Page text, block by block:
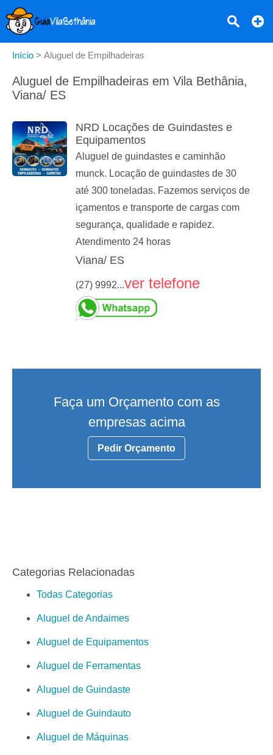
Início > Aluguel de Empilhadeiras
Aluguel de Empilhadeiras em Vila Bethânia,
Viana/ ES
NRD Locações de Guindastes e
Equipamentos
Aluguel de guindastes e caminhão
munck. Locação de guindastes de 30
até 300 toneladas. Fazemos serviços de
içamentos e transporte de cargas com
segurança, qualidade e rapidez.
Atendimento 24 horas
Viana/ ES
(27) 9992...ver telefone
Faça um Orçamento com as
empresas acima
Pedir Orçamento
Categorias Relacionadas
Todas Categorias
Aluguel de Andaimes
Aluguel de Equipamentos
Aluguel de Ferramentas
Aluguel de Guindaste
Aluguel de Guindauto
Aluguel de Máquinas